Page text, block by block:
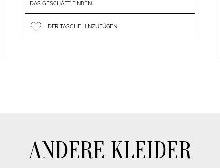
DAS GESCHÄFT FINDEN
DER TASCHE HINZUFÜGEN
ANDERE KLEIDER